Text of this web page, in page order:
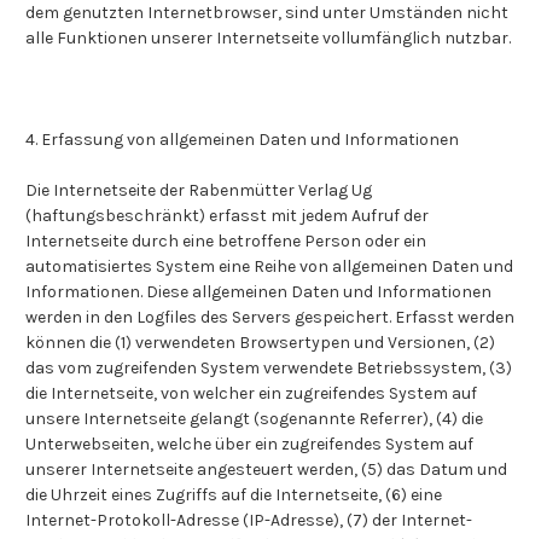
dem genutzten Internetbrowser, sind unter Umständen nicht
alle Funktionen unserer Internetseite vollumfänglich nutzbar.
4. Erfassung von allgemeinen Daten und Informationen
Die Internetseite der Rabenmütter Verlag Ug
(haftungsbeschränkt) erfasst mit jedem Aufruf der
Internetseite durch eine betroffene Person oder ein
automatisiertes System eine Reihe von allgemeinen Daten und
Informationen. Diese allgemeinen Daten und Informationen
werden in den Logfiles des Servers gespeichert. Erfasst werden
können die (1) verwendeten Browsertypen und Versionen, (2)
das vom zugreifenden System verwendete Betriebssystem, (3)
die Internetseite, von welcher ein zugreifendes System auf
unsere Internetseite gelangt (sogenannte Referrer), (4) die
Unterwebseiten, welche über ein zugreifendes System auf
unserer Internetseite angesteuert werden, (5) das Datum und
die Uhrzeit eines Zugriffs auf die Internetseite, (6) eine
Internet-Protokoll-Adresse (IP-Adresse), (7) der Internet-